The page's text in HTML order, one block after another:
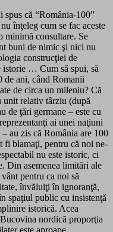
spus că “România-100”
înţeleg cum se fac aceste
minimă consultare. Se
buni de nimic şi nici nu
construcţiei de
istorie … Cum să spui, să
de ani, când Romanii
de circa un mileniu? Că
unit relativ târziu (după
de ţări germane – este cu
ai unei naţiuni
au zis că România are 100
fi blamaţi, pentru că noi ne-
nu este istoric, ci
Din asemenea limitări ale
pentru ca noi să
învăluiţi în ignoranţă,
spaţiul public cu insistenţă
istorică. Acea
nordică proporţia
este aproape